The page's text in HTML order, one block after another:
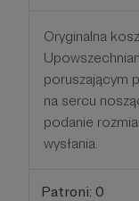
Oryginalna
poruszającym
na sercu
podanie
wysłania.
Patroni: 0